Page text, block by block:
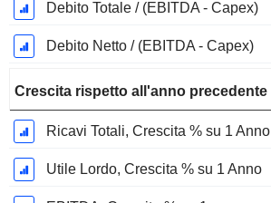
Debito Totale / (EBITDA - Capex)
Debito Netto / (EBITDA - Capex)
Crescita rispetto all'anno precedente
Ricavi Totali, Crescita % su 1 Anno
Utile Lordo, Crescita % su 1 Anno